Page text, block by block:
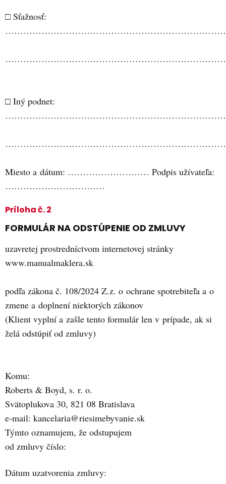
□ Sťažnosť:
□ Iný podnet:
Miesto a dátum: ……………………… Podpis užívateľa:
……………………………
Príloha č. 2
FORMULÁR NA ODSTÚPENIE OD ZMLUVY
uzavretej prostredníctvom internetovej stránky
www.manualmaklera.sk
podľa zákona č. 108/2024 Z.z. o ochrane spotrebiteľa a o
zmene a doplnení niektorých zákonov
(Klient vyplní a zašle tento formulár len v prípade, ak si
želá odstúpiť od zmluvy)
Komu:
Roberts & Boyd, s. r. o.
Svätoplukova 30, 821 08 Bratislava
e-mail: kancelaria@riesimebyvanie.sk
Týmto oznamujem, že odstupujem
od zmluvy číslo:
Dátum uzatvorenia zmluvy: